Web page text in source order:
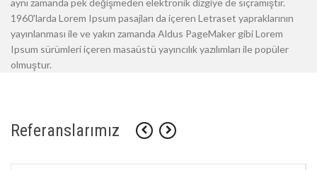
aynı zamanda pek değişmeden elektronik dizgiye de sıçramıştır.
1960'larda Lorem Ipsum pasajları da içeren Letraset yapraklarının
yayınlanması ile ve yakın zamanda Aldus PageMaker gibi Lorem
Ipsum sürümleri içeren masaüstü yayıncılık yazılımları ile popüler
olmuştur.
Referanslarımız